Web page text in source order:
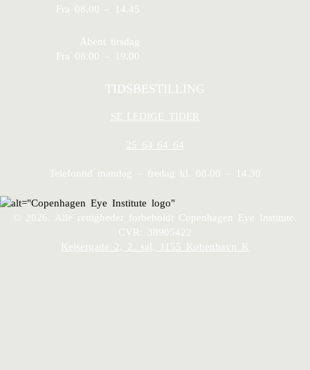
Fra 08.00 – 14.45
Åbent tirsdag
Fra 08.00 – 19.00
TIDSBESTILLING
SE LEDIGE TIDER
25 64 64 64
Telefontid mandag – fredag kl. 08.00 – 14.30
© 2026. Alle rettigheder forbeholdt Copenhagen Eye Institute.
CVR: 38905422
Kejsergade 2, 2. sal, 1155 København K